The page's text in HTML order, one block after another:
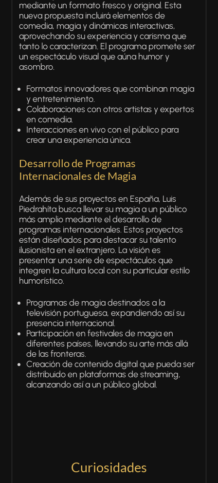
mediante un formato fresco y original. Esta
nueva propuesta incluirá elementos de
comedia, magia y dinámicas interactivas,
aprovechando su experiencia y carisma que
tanto lo caracterizan. El programa promete ser
un espectáculo visual que aúna humor y
asombro.
Formatos innovadores que combinan magia
y entretenimiento.
Colaboraciones con otros artistas y expertos
en comedia.
Interacciones en vivo con el público para
crear una experiencia única.
Desarrollo de Programas
Internacionales de Magia
Además de sus proyectos en España, Luis
Piedrahíta busca llevar su magia a un público
más amplio mediante el desarrollo de
programas internacionales. Estos proyectos
están diseñados para destacar su talento
ilusionista en el extranjero. La visión es
presentar una serie de espectáculos que
integren la cultura local con su particular estilo
humorístico.
Programas de magia destinados a la
televisión portuguesa, expandiendo así su
presencia internacional.
Participación en festivales de magia en
diferentes países, llevando su arte más allá
de las fronteras.
Creación de contenido digital que pueda ser
distribuido en plataformas de streaming,
alcanzando así a un público global.
Curiosidades